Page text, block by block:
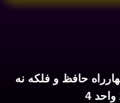
حافظ و فلکه نه